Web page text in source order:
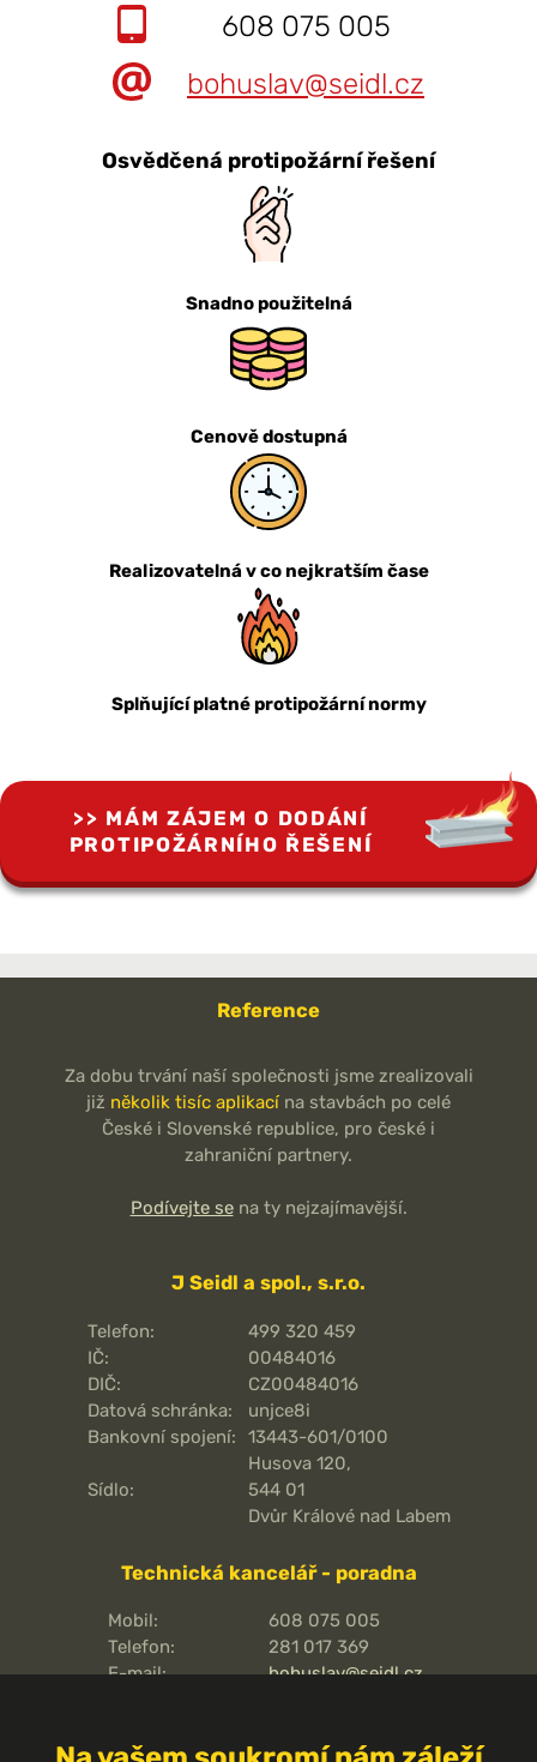
608 075 005
bohuslav@seidl.cz
Osvědčená protipožární řešení
Snadno použitelná
Cenově dostupná
Realizovatelná v co nejkratším čase
Splňující platné protipožární normy
MÁM ZÁJEM O DODÁNÍ
PROTIPOŽÁRNÍHO ŘEŠENÍ
Reference
Za dobu trvání naší společnosti jsme zrealizovali
již několik tisíc aplikací na stavbách po celé
České i Slovenské republice, pro české i
zahraniční partnery.
Podívejte sena ty nejzajímavější.
J Seidl a spol., s.r.o.
Telefon:
499 320 459
IČ:
00484016
DIČ:
CZ00484016
Datová schránka:
unjce8i
Bankovní spojení:
13443-601/0100
Sídlo:
Husova 120,
544 01
Dvůr Králové nad Labem
Technická kancelář - poradna
Mobil:
608 075 005
Telefon:
281 017 369
E-mail:
bohuslav@seidl.cz
Praha 15 - Hostivař